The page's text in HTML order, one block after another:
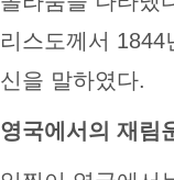
리스도께서
신을 말하였다.
영국에서의 재림